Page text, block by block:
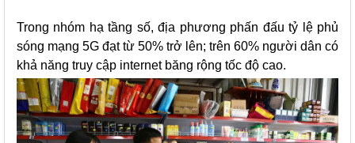
Trong nhóm hạ tầng số, địa phương phấn đấu tỷ lệ phủ
sóng mạng 5G đạt từ 50% trở lên; trên 60% người dân có
khả năng truy cập internet băng rộng tốc độ cao.